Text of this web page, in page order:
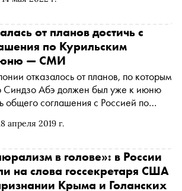
апреля 2019 г.
от планов достичь с
по Курильским
— СМИ
отказалось от планов, по которым
Синдзо Абэ должен был уже к июню
общего соглашения с Россией по
в голове»: в России
на слова госсекретаря США
Крыма и Голанских